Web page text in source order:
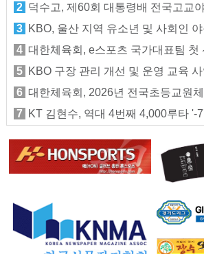
2 덕수고, 제60회 대통령배 전국고교
3 KBO, 울산 지역 유소년 및 사회인
4 대한체육회, e스포츠 국가대표팀 첫 선
5 KBO 구장 관리 개선 및 운영 교육
6 대한체육회, 2026년 전국초등교원
7
KT 김현수, 역대 4번째 4,000루타 '-